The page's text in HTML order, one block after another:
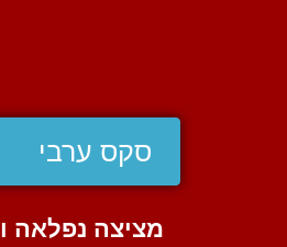
סקס ערבי
מציצה נפלאה